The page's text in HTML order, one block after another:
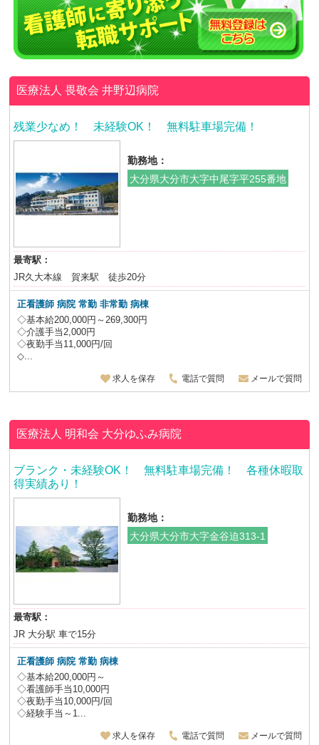
医療法人 畏敬会井野辺病院
残業少なめ！ 未経験OK！ 無料駐車場完備！
勤務地：
大分県大分市大字中尾字平255番地
最寄駅：
JR久大本線 賀来駅 徒歩20分
正看護師 病院 常勤 非常勤 病棟
◇基本給200,000円～269,300円
◇介護手当2,000円
◇夜勤手当11,000円/回
◇...
求人を保存 電話で質問 メールで質問
医療法人 明和会 大分ゆふみ病院
ブランク・未経験OK！ 無料駐車場完備！ 各種休暇取
得実績あり！
勤務地：
大分県大分市大字金谷迫313-1
最寄駅：
JR 大分駅 車で15分
正看護師 病院 常勤 病棟
◇基本給200,000円～
◇看護師手当10,000円
◇夜勤手当10,000円/回
◇経験手当～1...
求人を保存 電話で質問 メールで質問